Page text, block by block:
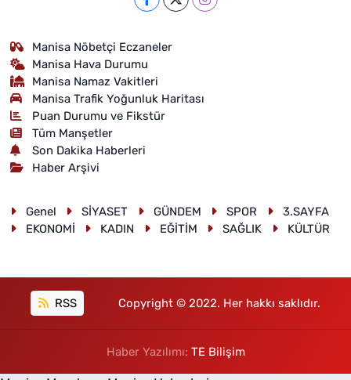
Manisa Nöbetçi Eczaneler
Manisa Hava Durumu
Manisa Namaz Vakitleri
Manisa Trafik Yoğunluk Haritası
Puan Durumu ve Fikstür
Tüm Manşetler
Son Dakika Haberleri
Haber Arşivi
Genel SİYASET GÜNDEM SPOR
3.SAYFA
EKONOMİ
KADIN EĞİTİM SAĞLIK KÜLTÜR
RSS Copyright © 2022. Her hakkı saklıdır.
Haber Yazılımı: TE Bilişim